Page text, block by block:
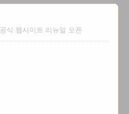
식 웹사이트 리뉴얼 오픈